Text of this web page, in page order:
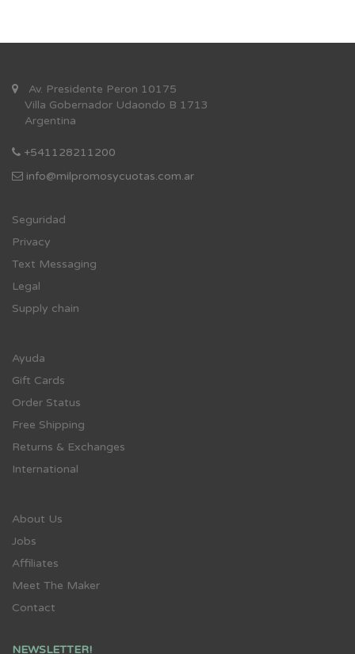
Av. Presidente Peron 10175
Villa Gobernador Udaondo B 1713
Argentina
+541128211200
info@milpromosycuotas.com.ar
Seguridad
Privacy
Text Messaging
Legal
Supply chain
Ayuda
Gift Cards
Order Status
Free Shipping
Returns & Exchanges
International
About Us
Jobs
Affiliates
Meet The Maker
Contact
NEWSLETTER!